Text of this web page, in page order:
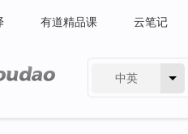
有道精品课 云笔记
中英